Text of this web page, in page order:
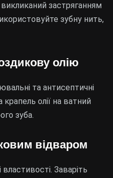
застряганням
зубну нить,
олію
та антисептичні
крапель олії на ватний
зуба.
відваром
Заваріть